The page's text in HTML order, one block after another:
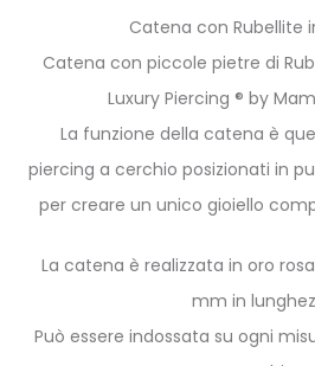
Catena con Rubellite
Catena con piccole pietre di
Luxury Piercing ® by
La funzione della catena è
piercing a cerchio posizionati in
per creare un unico gioiello
La catena è realizzata in oro
mm in
Può essere indossata su ogni